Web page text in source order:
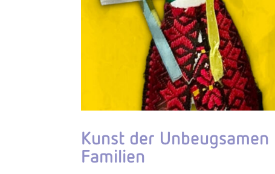
Kunst der
Familien